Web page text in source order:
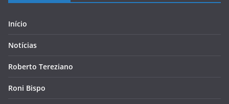
Início
Notícias
Roberto Tereziano
Roni Bispo